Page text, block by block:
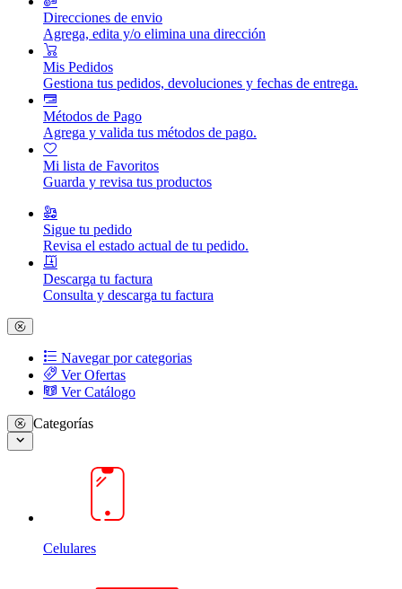
Direcciones de envio
Agrega, edita y/o elimina una dirección
Mis Pedidos
Gestiona tus pedidos, devoluciones y fechas de entrega.
Métodos de Pago
Agrega y valida tus métodos de pago.
Mi lista de Favoritos
Guarda y revisa tus productos
Sigue tu pedido
Revisa el estado actual de tu pedido.
Descarga tu factura
Consulta y descarga tu factura
Navegar por categorias
Ver Ofertas
Ver Catálogo
Categorías
Celulares